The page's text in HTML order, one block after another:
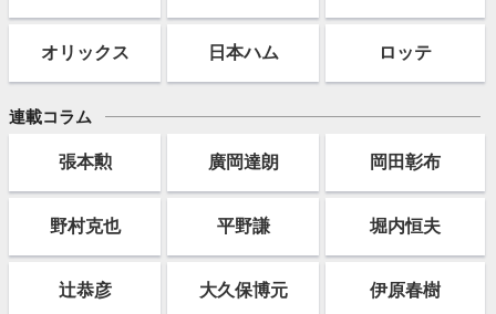
オリックス 日本ハム ロッテ
連載コラム
張本勲 廣岡達朗 岡田彰布
野村克也 平野謙 堀内恒夫
辻恭彦 大久保博元 伊原春樹